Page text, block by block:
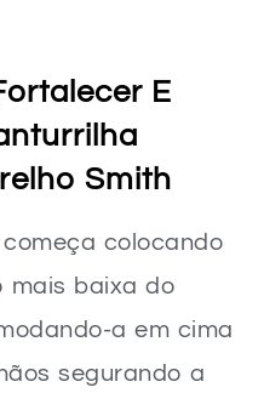
E
Smith
colocando
mais baixa do
a em cima
segurando a